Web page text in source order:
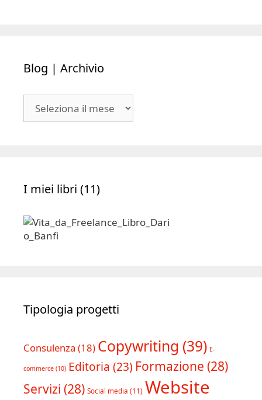
Blog | Archivio
I miei libri (11)
Tipologia progetti
Consulenza (18) Copywriting (39) E-
commerce (10) Editoria (23) Formazione (28)
Servizi (28) Social media (11) Website